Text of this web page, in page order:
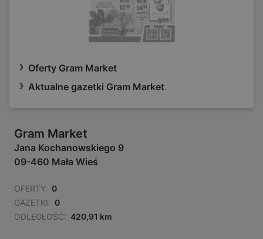
Oferty Gram Market
Aktualne gazetki Gram Market
Gram Market
Jana Kochanowskiego 9
09-460 Mała Wieś
OFERTY: 0
GAZETKI: 0
ODLEGŁOŚĆ: 420,91 km